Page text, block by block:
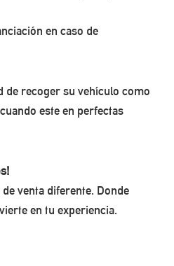
en caso de
de recoger su vehículo como
este en perfectas
venta diferente. Donde
en tu experiencia.